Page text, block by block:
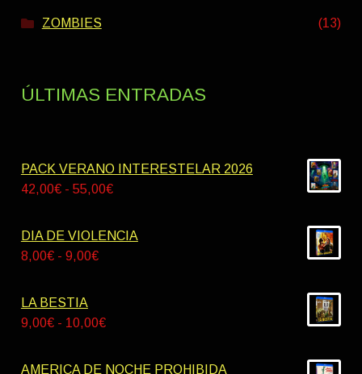
ZOMBIES (13)
ÚLTIMAS ENTRADAS
PACK VERANO INTERESTELAR 2026
42,00€ - 55,00€Rango
precios:
DIA DE VIOLENCIA
8,00€ - 9,00€Rango
desde
LA BESTIA
9,00€ - 10,00€Rango
precios:
AMERICA DE NOCHE PROHIBIDA